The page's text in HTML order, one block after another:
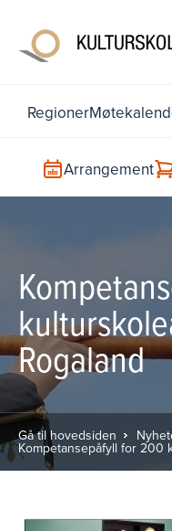
Regioner
Arrangement
Rogaland
Gå til hovedsiden
Kompetansepåfyll for 200